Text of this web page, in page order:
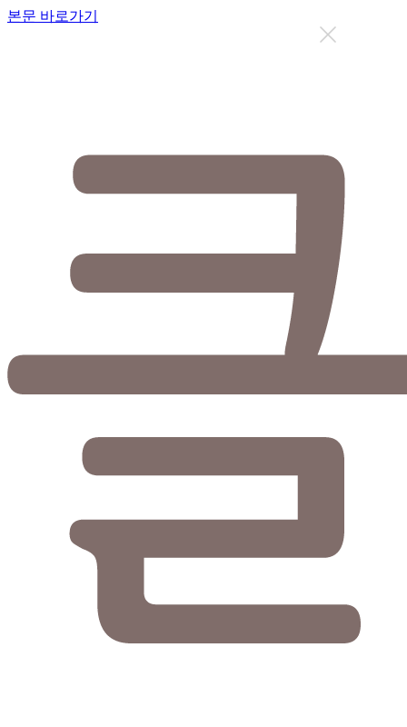
본문 바로가기